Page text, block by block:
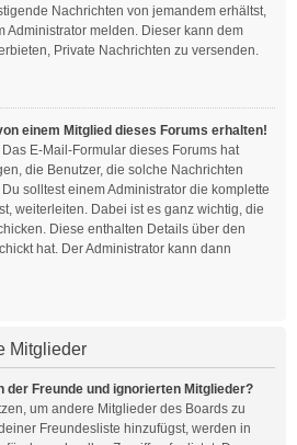
Nachrichten von jemandem erhältst,
Administrator melden. Dieser kann dem
Private Nachrichten zu versenden.
einem Mitglied dieses Forums erhalten!
E-Mail-Formular dieses Forums hat
die Benutzer, die solche Nachrichten
solltest einem Administrator die komplette
weiterleiten. Dabei ist es ganz wichtig, die
Diese enthalten Details über den
hat. Der Administrator kann dann
Mitglieder
der Freunde und ignorierten Mitglieder?
um andere Mitglieder des Boards zu
Freundesliste hinzufügst, werden in